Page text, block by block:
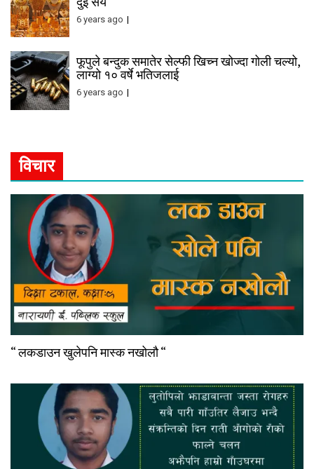
6 years ago
फूपुले बन्दुक समातेर सेल्फी खिच्न खोज्दा गोली चल्यो,
लाग्यो १० वर्षे भतिजलाई
6 years ago
विचार
“ लकडाउन खुलेपनि मास्क नखोलौ “